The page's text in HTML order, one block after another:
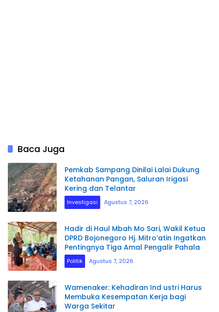
Baca Juga
Pemkab Sampang Dinilai Lalai Dukung
Ketahanan Pangan, Saluran Irigasi
Kering dan Telantar
Investigasi Agustus 7, 2026
Hadir di Haul Mbah Mo Sari, Wakil Ketua
DPRD Bojonegoro Hj. Mitro’atin Ingatkan
Pentingnya Tiga Amal Pengalir Pahala
Politik Agustus 7, 2026
Wamenaker: Kehadiran Ind ustri Harus
Membuka Kesempatan Kerja bagi
Warga Sekitar